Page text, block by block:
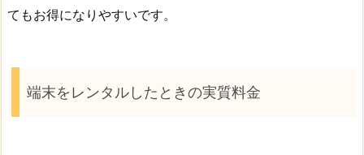
てもお得になりやすいです。
端末をレンタルしたときの実質料金